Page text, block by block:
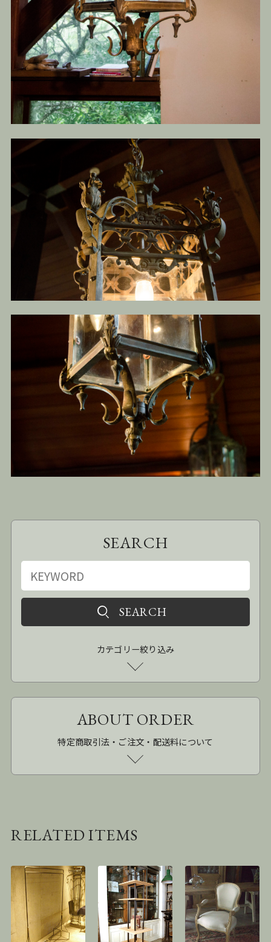
SEARCH
カテゴリー絞り込み
ABOUT ORDER
特定商取引法・ご注文・配送料について
RELATED ITEMS